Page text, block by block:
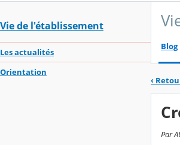
Vie de l'établissement
Les actualités
Orientation
Blog
‹
Par